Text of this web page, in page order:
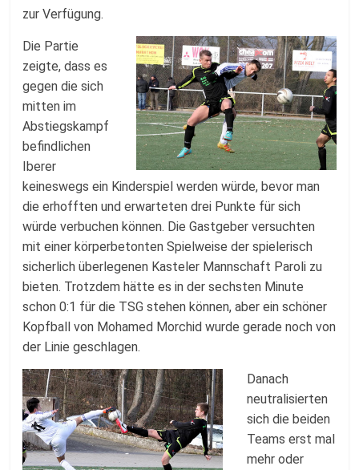
zur Verfügung.
Die Partie
zeigte, dass es
gegen die sich
mitten im
Abstiegskampf
befindlichen
Iberer
keineswegs ein Kinderspiel werden würde, bevor man
die erhofften und erwarteten drei Punkte für sich
würde verbuchen können. Die Gastgeber versuchten
mit einer körperbetonten Spielweise der spielerisch
sicherlich überlegenen Kasteler Mannschaft Paroli zu
bieten. Trotzdem hätte es in der sechsten Minute
schon 0:1 für die TSG stehen können, aber ein schöner
Kopfball von Mohamed Morchid wurde gerade noch von
der Linie geschlagen.
Danach
neutralisierten
sich die beiden
Teams erst mal
mehr oder